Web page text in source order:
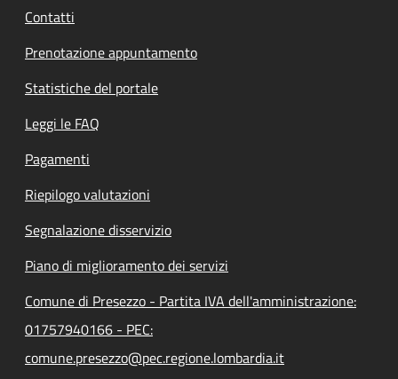
Contatti
Prenotazione appuntamento
Statistiche del portale
Leggi le FAQ
Pagamenti
Riepilogo valutazioni
Segnalazione disservizio
Piano di miglioramento dei servizi
Comune di Presezzo - Partita IVA dell'amministrazione:
01757940166 - PEC:
comune.presezzo@pec.regione.lombardia.it